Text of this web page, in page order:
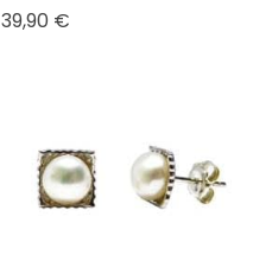
39,90 €